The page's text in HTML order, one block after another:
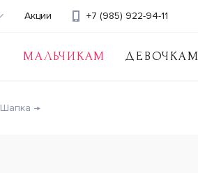
МАЛЬЧИКАМ ДЕВОЧКАМ
+7 (985) 922-94-11
Акции
Шапка